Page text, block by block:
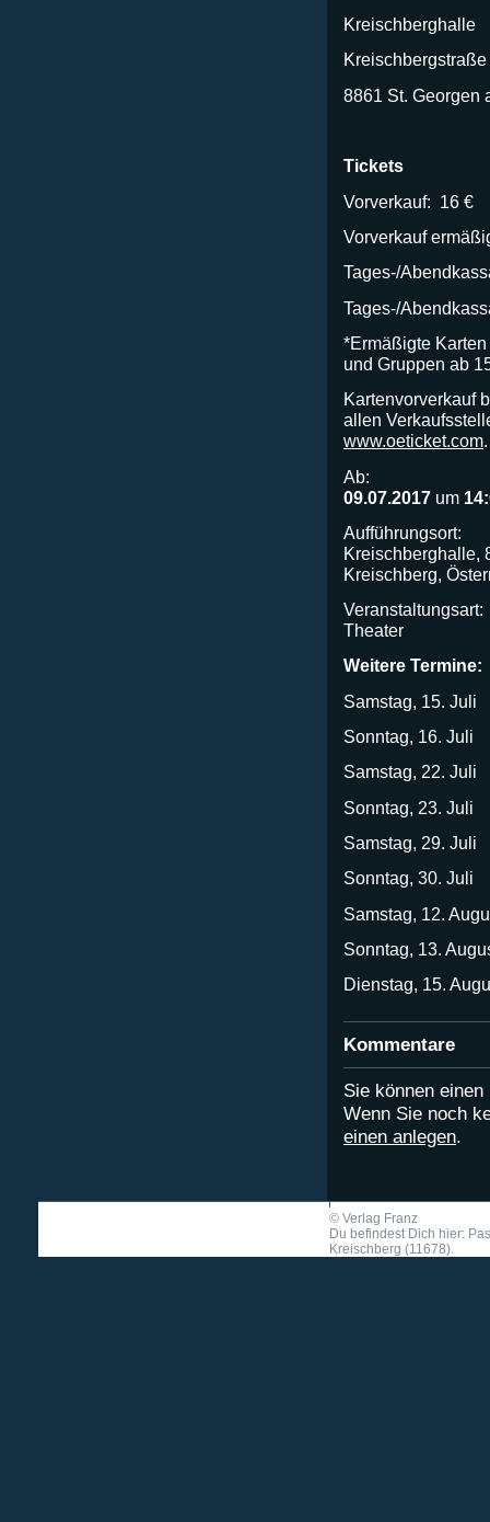
Kreischberghalle
Kreischbergstraße
8861 St. Georgen
Tickets
Vorverkauf: 16 €
Vorverkauf
Tages-/
Tages-/
*Ermäßigte
und Gruppen ab
Kartenvorverkauf
allen
www.oeticket.com.
Ab:
09.07.2017 um
Aufführungsort:
Kreischberghalle,
Kreischberg,
Veranstaltungsart:
Theater
Weitere Termine:
Samstag, 15.
Sonntag, 16.
Samstag, 22.
Sonntag, 23.
Samstag, 29.
Sonntag, 30.
Samstag, 12.
Sonntag, 13.
Dienstag, 15.
Kommentare
Sie können
Wenn Sie noch
einen anlegen.
© Verlag Franz
Du befindest Dich hier:
Kreischberg (11678).